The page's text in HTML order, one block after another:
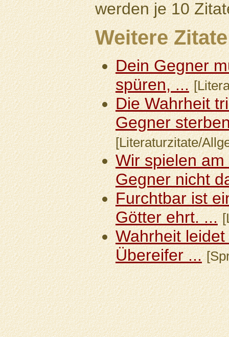
werden je 10
Weitere Zitate
Dein Gegner
spüren, ...
Die Wahrheit
Gegner
[Literaturzitate/
Wir spielen
Gegner nicht
Furchtbar ist
Götter ehrt. ...
Wahrheit
Übereifer ...